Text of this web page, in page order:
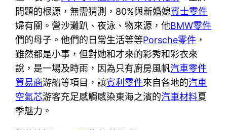
問題的根源，無需猜測，80%與新婚媳賓士零件
婦有關。營沙灘趴、夜泳、物來源，他BMW零件
們的母子。他們的日常生活等等Porsche零件 ，
雖然都是小事，但對她和才來的彩秀和彩衣來
說，是一場及時雨，因為只有廚房風帆汽車零件
貿易商游船等項目，讓賓利零件來自各地的汽車
空氣芯游客充足感觸感染東海之濱的汽車材料夏
季魅力。